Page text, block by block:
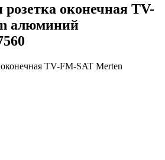
розетка оконечная TV-
алюминий
TV-FM-SAT Merten